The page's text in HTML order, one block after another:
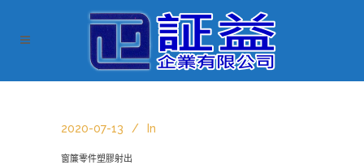
2020-07-13 In
窗簾零件塑膠射出